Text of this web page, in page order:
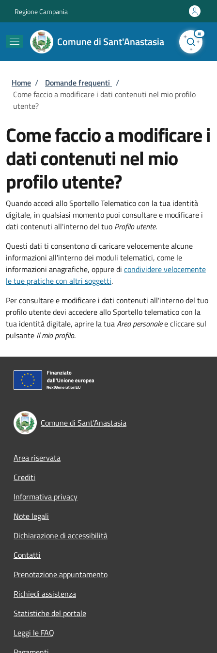
Regione Campania
Comune di Sant'Anastasia
AI
Briciole di pane
Home / Domande frequenti /
Come faccio a modificare i dati contenuti nel mio profilo
utente?
Come faccio a modificare i
dati contenuti nel mio
profilo utente?
Quando accedi allo Sportello Telematico con la tua identità
digitale, in qualsiasi momento puoi consultare e modificare i
dati contenuti all'interno del tuo Profilo utente.
Questi dati ti consentono di caricare velocemente alcune
informazioni all'interno dei moduli telematici, come le
informazioni anagrafiche, oppure di condividere velocemente
le tue pratiche con altri soggetti.
Per consultare e modificare i dati contenuti all'interno del tuo
profilo utente devi accedere allo Sportello telematico con la
tua identità digitale, aprire la tuaArea personalee cliccare sul
pulsante Il mio profilo.
Comune di Sant'Anastasia
Footer menu
Area riservata
Crediti
Informativa privacy
Note legali
Dichiarazione di accessibilità
Contatti
Prenotazione appuntamento
Richiedi assistenza
Statistiche del portale
Leggi le FAQ